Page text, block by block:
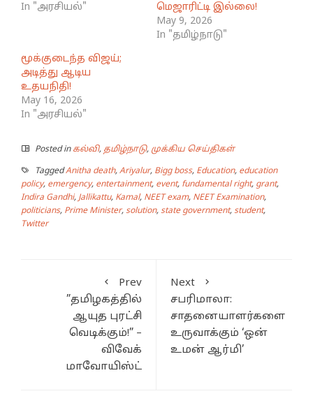
In "அரசியல்"
மெஜாரிட்டி இல்லை!
May 9, 2026
In "தமிழ்நாடு"
மூக்குடைந்த விஜய்;
அடித்து ஆடிய
உதயநிதி!
May 16, 2026
In "அரசியல்"
Posted in கல்வி, தமிழ்நாடு, முக்கிய செய்திகள்
TaggedAnitha death, Ariyalur, Bigg boss, Education, education
policy, emergency, entertainment, event, fundamental right, grant,
Indira Gandhi, Jallikattu, Kamal, NEET exam, NEET Examination,
politicians, Prime Minister, solution, state government, student,
Twitter
Prev
”தமிழகத்தில்
ஆயுத புரட்சி
வெடிக்கும்!” –
விவேக்
மாவோயிஸ்ட்
Next
சபரிமாலா:
சாதனையாளர்களை
உருவாக்கும் ‘ஒன்
உமன் ஆர்மி’